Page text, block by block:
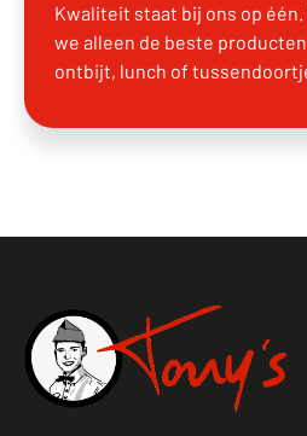
Kwaliteit staat bij ons op
we alleen de beste
ontbijt, lunch of